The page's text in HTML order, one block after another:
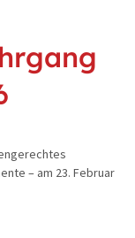
– am 23. Februar